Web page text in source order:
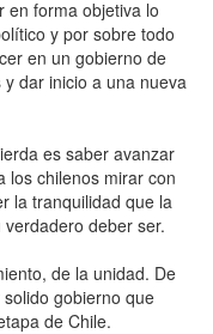
en forma objetiva lo
y por sobre todo
en un gobierno de
dar inicio a una nueva
es saber avanzar
los chilenos mirar con
la tranquilidad que la
deber ser.
de la unidad. De
gobierno que
de Chile.